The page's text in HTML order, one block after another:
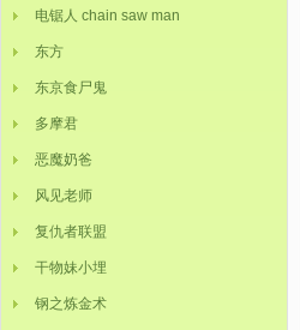
电锯人 chain saw man
东方
东京食尸鬼
多摩君
恶魔奶爸
风见老师
复仇者联盟
干物妹小埋
钢之炼金术